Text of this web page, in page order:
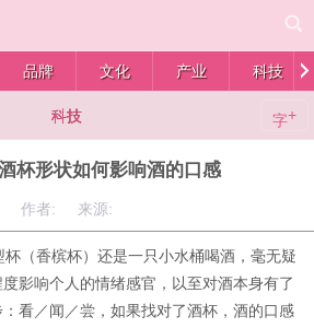
品牌 文化 产业 科技
科技 字+
杯形状如何影响酒的口感
作者: 来源:
（香槟杯）还是一只小水桶喝酒，毫无疑
影响个人的情绪感官，以至对酒本身有了
看／闻／尝，如果找对了酒杯，酒的口感